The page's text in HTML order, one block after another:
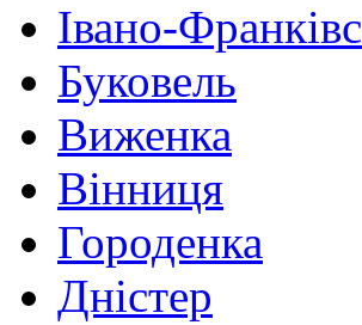
Івано-
Буковель
Виженка
Вінниця
Городенка
Дністер